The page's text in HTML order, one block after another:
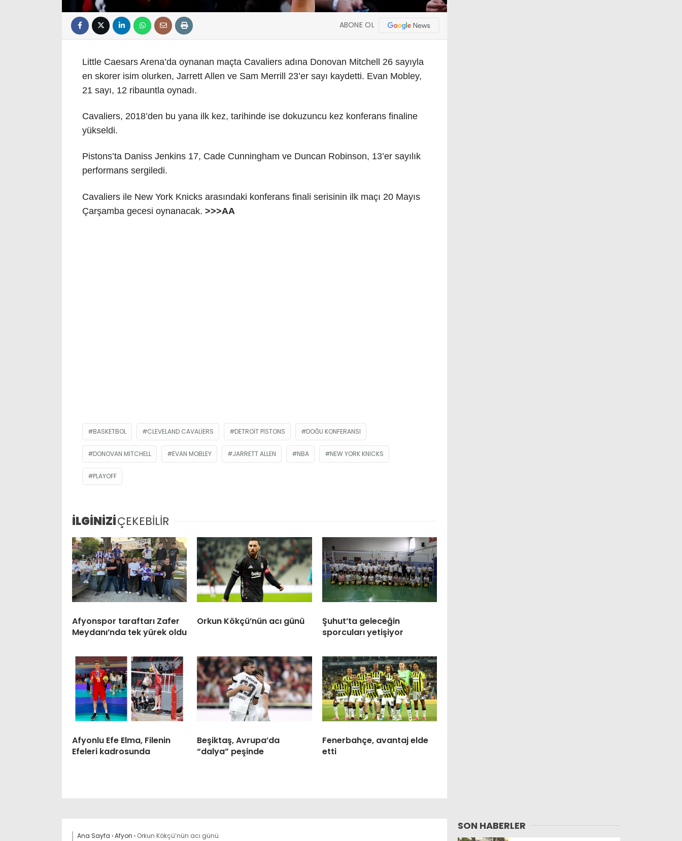
ABONE OL
Little Caesars Arena’da oynanan maçta Cavaliers adına Donovan Mitchell 26 sayıyla
en skorer isim olurken, Jarrett Allen ve Sam Merrill 23’er sayı kaydetti. Evan Mobley,
21 sayı, 12 ribauntla oynadı.
Cavaliers, 2018’den bu yana ilk kez, tarihinde ise dokuzuncu kez konferans finaline
yükseldi.
Pistons’ta Daniss Jenkins 17, Cade Cunningham ve Duncan Robinson, 13’er sayılık
performans sergiledi.
Cavaliers ile New York Knicks arasındaki konferans finali serisinin ilk maçı 20 Mayıs
Çarşamba gecesi oynanacak. >>>AA
BASKETBOL CLEVELAND CAVALIERS DETROIT PISTONS DOĞU KONFERANSI
DONOVAN MITCHELL EVAN MOBLEY JARRETT ALLEN NBA NEW YORK KNICKS
PLAYOFF
İLGİNİZİÇEKEBİLİR
Afyonspor taraftarı Zafer
Meydanı’nda tek yürek oldu
Orkun Kökçü’nün acı günü
Şuhut’ta geleceğin
sporcuları yetişiyor
Afyonlu Efe Elma, Filenin
Efeleri kadrosunda
Beşiktaş, Avrupa’da
“dalya” peşinde
Fenerbahçe, avantaj elde
etti
Ana Sayfa ›Afyon › Orkun Kökçü’nün acı günü
SON HABERLER